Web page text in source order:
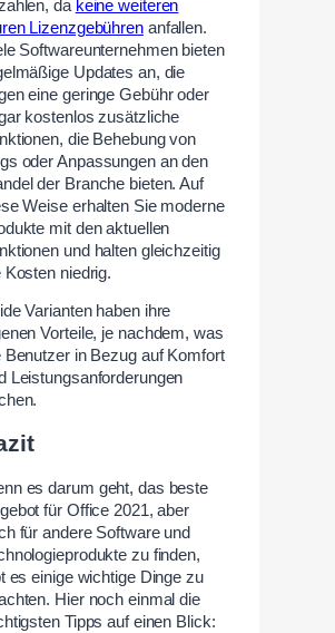
da keine weiteren
Lizenzgebührenanfallen.
Softwareunternehmen bieten
Updates an, die
eine geringe Gebühr oder
kostenlos zusätzliche
die Behebung von
oder Anpassungen an den
der Branche bieten. Auf
Weise erhalten Sie moderne
mit den aktuellen
und halten gleichzeitig
Kosten niedrig.
Varianten haben ihre
Vorteile, je nachdem, was
Benutzer in Bezug auf Komfort
Leistungsanforderungen
es darum geht, das beste
für Office 2021, aber
für andere Software und
zu finden,
es einige wichtige Dinge zu
Hier noch einmal die
Tipps auf einen Blick: